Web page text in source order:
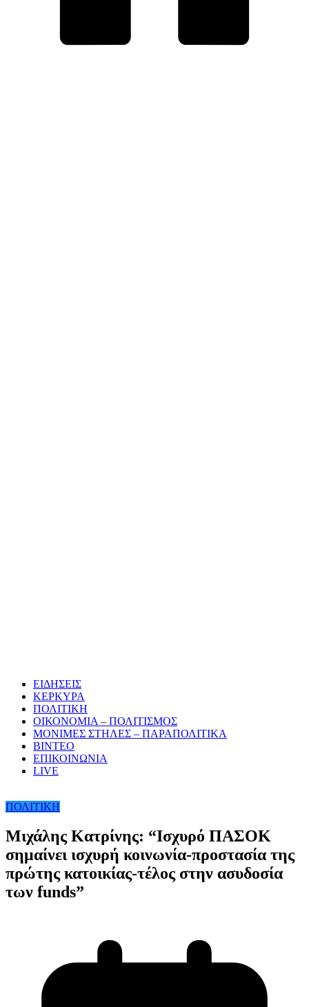
ΕΙΔΗΣΕΙΣ
ΚΕΡΚΥΡΑ
ΠΟΛΙΤΙΚΗ
ΟΙΚΟΝΟΜΙΑ – ΠΟΛΙΤΙΣΜΟΣ
ΜΟΝΙΜΕΣ ΣΤΗΛΕΣ – ΠΑΡΑΠΟΛΙΤΙΚΑ
ΒΙΝΤΕΟ
ΕΠΙΚΟΙΝΩΝΙΑ
LIVE
ΠΟΛΙΤΙΚΗ
Μιχάλης Κατρίνης: “Ισχυρό ΠΑΣΟΚ
σημαίνει ισχυρή κοινωνία-προστασία της
πρώτης κατοικίας-τέλος στην ασυδοσία
των funds”